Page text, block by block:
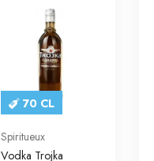
70 CL
Spiritueux
Vodka Trojka